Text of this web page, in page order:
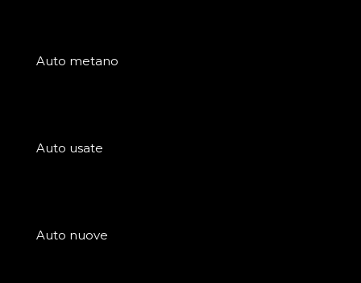
Auto metano
Auto usate
Auto nuove